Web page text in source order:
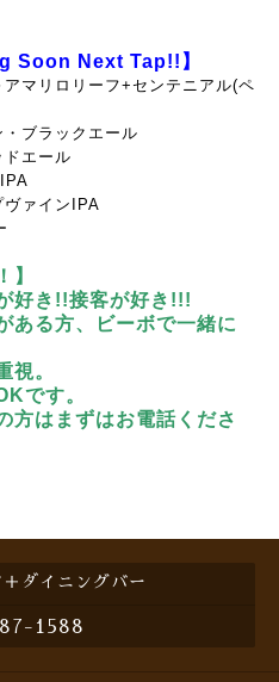
Soon Next Tap!!】
マリロリーフ+センテニアル(ペ
ブラックエール
エール
ァインIPA
】
好き!!接客が好き!!!
ある方、ビーボで一緒に
視。
です。
方はまずはお電話くださ
ダイニングバー
1588